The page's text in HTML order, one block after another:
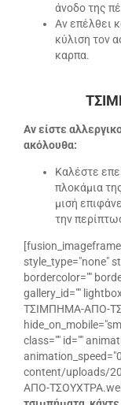
άνοδο της
Αν επέλθει
κύλιση τον
καρπα.
Αν είστε
ακόλουθα:
Καλέστε
πλοκάμια
μισή
την
style_type="none"
bordercolor=""
gallery_id=""
ΤΣΙΜΠΗΜΑ-ΑΠΟ-
class="" id=""
content/uploads/
ΑΠΟ-